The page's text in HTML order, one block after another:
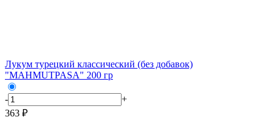
Лукум турецкий классический (без добавок)
"MAHMUTPASA" 200 гр
-
+
363 ₽